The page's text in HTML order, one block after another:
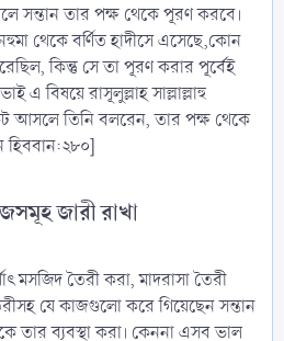
সন্তান তার পক্ষ থেকে পূরণ করবে।
থেকে বর্ণিত হাদীসে এসেছে,কোন
কিন্তু সে তা পূরণ করার পূর্বেই
বিষয়ে রাসূলুল্লাহ সাল্লাল্লাহু
আসলে তিনি বলরেন, তার পক্ষ থেকে
হিববান:২৮০]
জারী রাখা
মসজিদ তৈরী করা, মাদরাসা তৈরী
যে কাজগুলো করে গিয়েছেন সন্তান
তার ব্যবস্থা করা। কেননা এসব ভাল